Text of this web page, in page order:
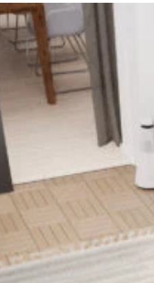
cookies zijn cookies die in het